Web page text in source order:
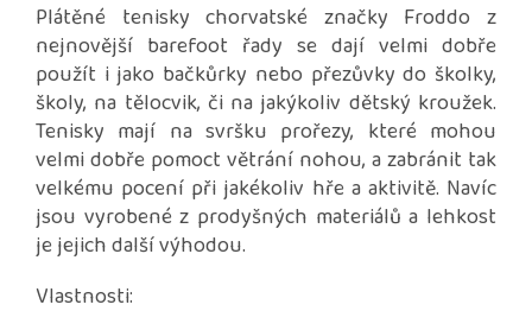
Plátěné tenisky chorvatské značky Froddo z
nejnovější barefoot řady se dají velmi dobře
použít i jako bačkůrky nebo přezůvky do školky,
školy, na tělocvik, či na jakýkoliv dětský kroužek.
Tenisky mají na svršku prořezy, které mohou
velmi dobře pomoct větrání nohou, a zabránit tak
velkému pocení při jakékoliv hře a aktivitě. Navíc
jsou vyrobené z prodyšných materiálů a lehkost
je jejich další výhodou.
Vlastnosti: